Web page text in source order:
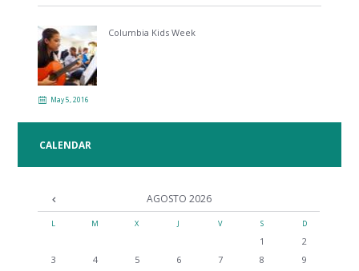
Columbia Kids Week
May 5, 2016
CALENDAR
AGOSTO 2026
L M X J V S D
1
2
3
4 5 6 7 8
9